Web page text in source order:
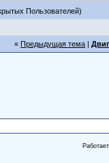
Пользователей)
« Предыдущая тема |